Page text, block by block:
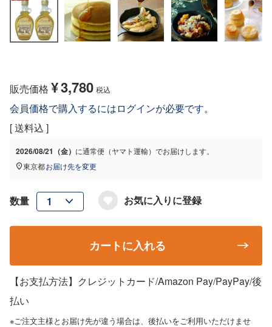
販売価格 ¥3,780 税込
会員価格で購入するにはログインが必要です。
送料込
2026/08/21（金） に通常便（ヤマト運輸） でお届けします。
東京都お届け先を変更
お気に入りに登録
カートに入れる
【お支払方法】クレジットカード/Amazon Pay/PayPay/後
払い
※ご注文主様とお届け先が違う場合は、後払いをご利用いただけませ